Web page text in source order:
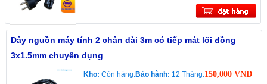
Dây nguồn máy tính 2 chân dài 3m có tiếp mát lõi đồng
3x1.5mm chuyên dụng
Kho: Còn hàng.Bảo hành: 12 Tháng.150,000 VNĐ